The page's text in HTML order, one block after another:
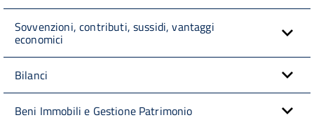
Sovvenzioni, contributi, sussidi, vantaggi
economici
Bilanci
Beni Immobili e Gestione Patrimonio